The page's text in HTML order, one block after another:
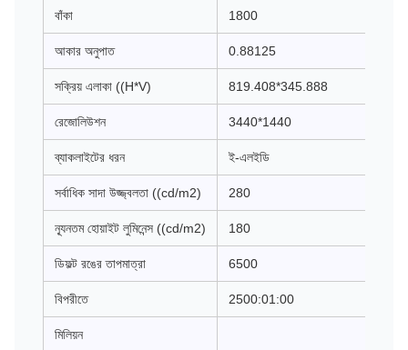
বাঁকা 1800
আকার অনুপাত 0.88125
সক্রিয় এলাকা ((H*V) 819.408*345.888
রেজোলিউশন 3440*1440
ব্যাকলাইটের ধরন ই-এলইডি
সর্বাধিক সাদা উজ্জ্বলতা ((cd/m2) 280
ন্যূনতম হোয়াইট লুমিনেন্স ((cd/m2) 180
ডিফল্ট রঙের তাপমাত্রা 6500
বিপরীতে 2500:01:00
মিলিয়ন